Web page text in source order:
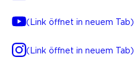
(Link öffnet in neuem Tab)
(Link öffnet in neuem Tab)